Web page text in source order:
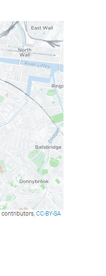
contributors, CC-BY-SA